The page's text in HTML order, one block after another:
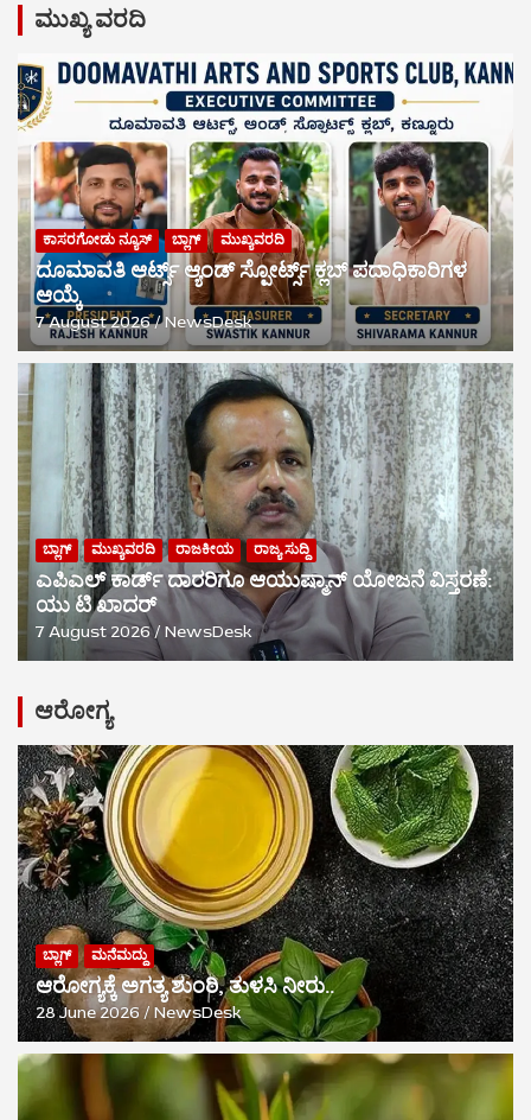
ಮುಖ್ಯ ವರದಿ
ಕಾಸರಗೋಡು ನ್ಯೂಸ್ ಬ್ಲಾಗ್ ಮುಖ್ಯವರದಿ
ದೂಮಾವತಿ ಆರ್ಟ್ಸ್ ಆ್ಯಂಡ್ ಸ್ಪೋರ್ಟ್ಸ್ ಕ್ಲಬ್‌ ಪದಾಧಿಕಾರಿಗಳ
ಆಯ್ಕೆ
7 August 2026 NewsDesk
ಬ್ಲಾಗ್ ಮುಖ್ಯವರದಿ ರಾಜಕೀಯ ರಾಜ್ಯ ಸುದ್ದಿ
ಎಪಿಎಲ್ ಕಾರ್ಡ್ ದಾರರಿಗೂ ಆಯುಷ್ಮಾನ್ ಯೋಜನೆ ವಿಸ್ತರಣೆ:
ಯು ಟಿ ಖಾದರ್
7 August 2026 NewsDesk
ಆರೋಗ್ಯ
ಬ್ಲಾಗ್ ಮನೆಮದ್ದು
ಆರೋಗ್ಯಕ್ಕೆ ಅಗತ್ಯ ಶುಂಠಿ, ತುಳಸಿ ನೀರು..
28 June 2026 NewsDesk